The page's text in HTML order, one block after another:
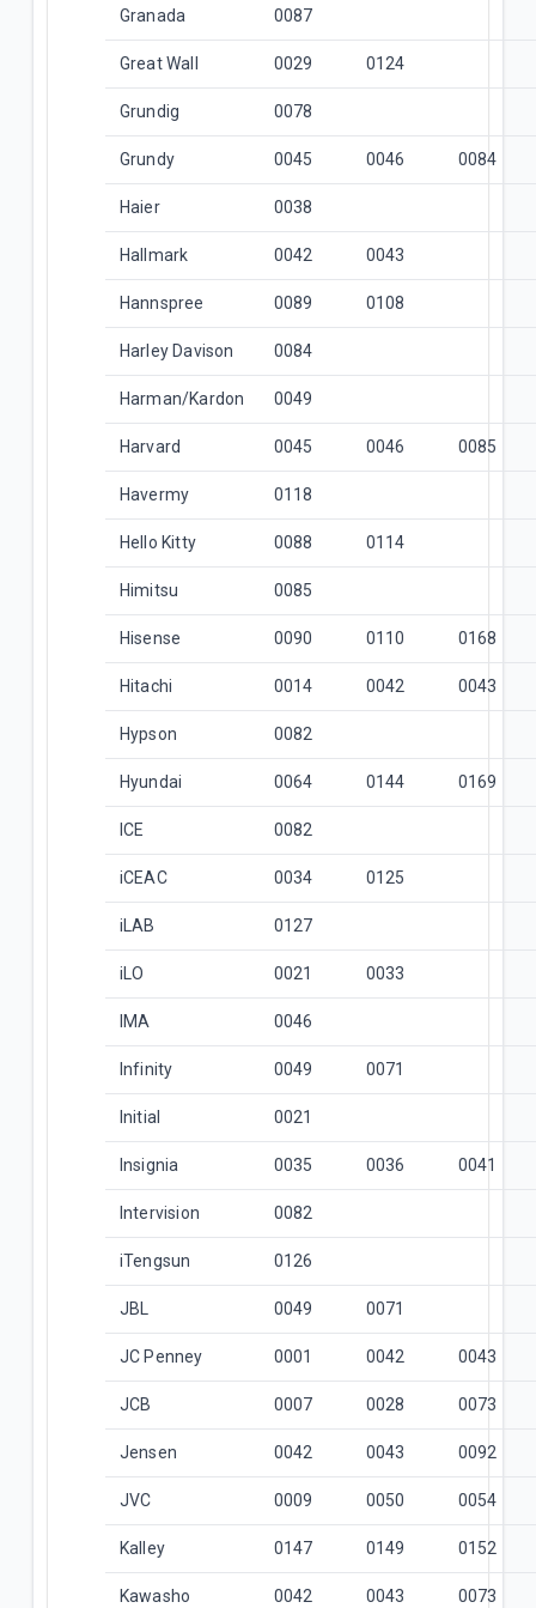
Granada 0087
Great Wall 0029 0124
Grundig 0078
Grundy 0045 0046 0084
Haier 0038
Hallmark 0042 0043
Hannspree 0089 0108
Harley Davison 0084
Harman/Kardon 0049
Harvard 0045 0046 0085
Havermy 0118
Hello Kitty 0088 0114
Himitsu 0085
Hisense 0090 0110 0168
Hitachi 0014 0042 0043
Hypson 0082
Hyundai 0064 0144 0169
ICE 0082
iCEAC 0034 0125
iLAB 0127
iLO 0021 0033
IMA 0046
Infinity 0049 0071
Initial 0021
Insignia 0035 0036 0041
Intervision 0082
iTengsun 0126
JBL 0049 0071
JC Penney 0001 0042 0043
JCB 0007 0028 0073
Jensen 0042 0043 0092
JVC 0009 0050 0054
Kalley 0147 0149 0152
Kawasho 0042 0043 0073